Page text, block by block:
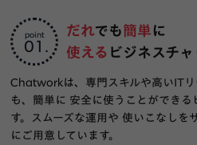
point
01
だれでも簡単 に
使える ビジネスチャ
Chatworkは、専門スキルや高いITリ
も、簡単に 安全に使うことができる
す。スムーズな運用や 使いこなしを
にご用意しています。